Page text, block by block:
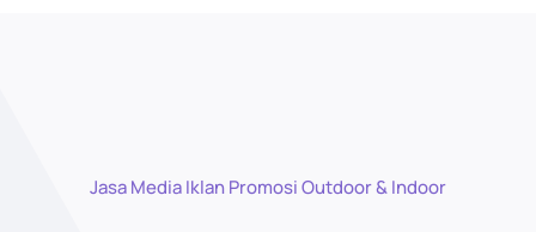
Jasa Media Iklan Promosi Outdoor & Indoor